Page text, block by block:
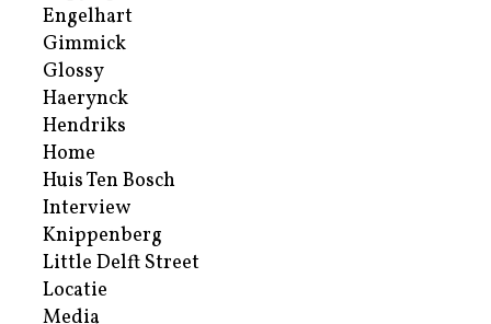
Engelhart
Gimmick
Glossy
Haerynck
Hendriks
Home
Huis Ten Bosch
Interview
Knippenberg
Little Delft Street
Locatie
Media